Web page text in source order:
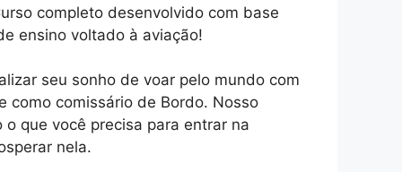
completo desenvolvido com base
ensino voltado à aviação!
seu sonho de voar pelo mundo com
como comissário de Bordo. Nosso
que você precisa para entrar na
nela.